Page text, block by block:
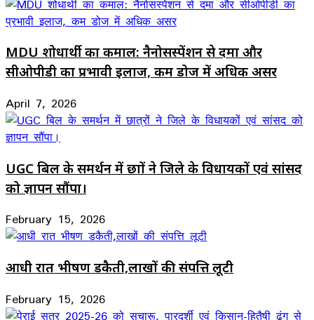
MDU शोधार्थी का कमाल: नैनोसस्पेंशन से दमा और
सीओपीडी का प्रभावी इलाज, कम डोज में अधिक असर
April 7, 2026
UGC बिल के समर्थन में छात्रों ने जिले के विधायकों एवं सांसद
को ज्ञापन सौंपा।
February 15, 2026
आधी रात भीषण डकैती,लाखों की संपत्ति लूटी
February 15, 2026